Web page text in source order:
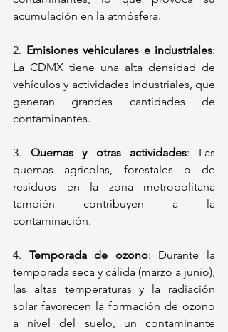
acumulación en la atmósfera.
2.⁠ ⁠Emisiones vehiculares e industriales:
La CDMX tiene una alta densidad de
vehículos y actividades industriales, que
generan grandes cantidades de
contaminantes.
3.⁠ ⁠ Quemas y otras actividades: Las
quemas agrícolas, forestales o de
residuos en la zona metropolitana
también contribuyen a la
contaminación.
4. ⁠ ⁠Temporada de ozono: Durante la
temporada seca y cálida (marzo a junio),
las altas temperaturas y la radiación
solar favorecen la formación de ozono
a nivel del suelo, un contaminante